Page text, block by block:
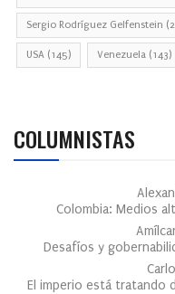
Sergio Rodríguez Gelfenstein
USA (145) Venezuela (143)
COLUMNISTAS
Colombia: Medios
Desafíos y
El imperio está tratando